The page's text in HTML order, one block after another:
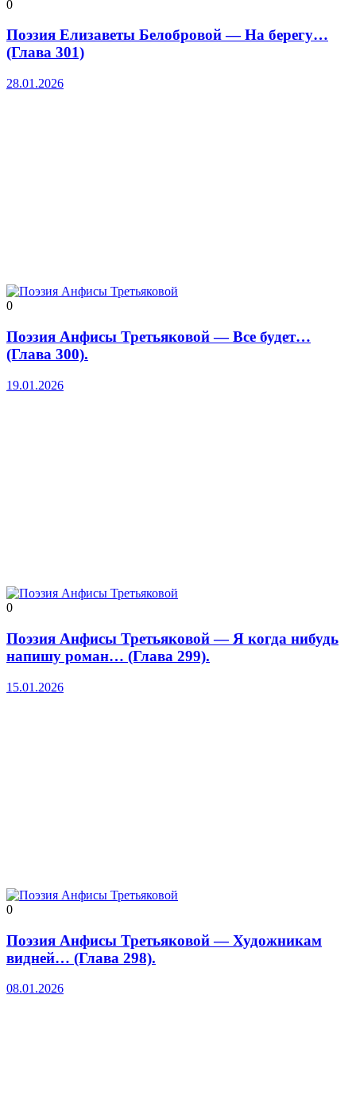
0
Поэзия Елизаветы Белобровой — На берегу…
(Глава 301)
28.01.2026
0
Поэзия Анфисы Третьяковой — Все будет…
(Глава 300).
19.01.2026
0
Поэзия Анфисы Третьяковой — Я когда нибудь
напишу роман… (Глава 299).
15.01.2026
0
Поэзия Анфисы Третьяковой — Художникам
видней… (Глава 298).
08.01.2026